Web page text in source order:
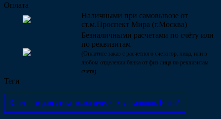
Оплата
Наличными при самовывозе от
ст.м.Проспект Мира (г.Москва)
Безналичными расчетами по счёту или
по реквизитам
(Оплатите заказ с расчетного счета юр. лица, или в
любом отделении банка от физ.лица по реквизитам
счета)
Теги
Запчасти для стоматологических установок Китай